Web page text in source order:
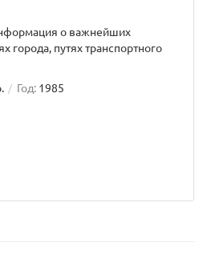
о важнейших
города, путях транспортного
Год: 1985